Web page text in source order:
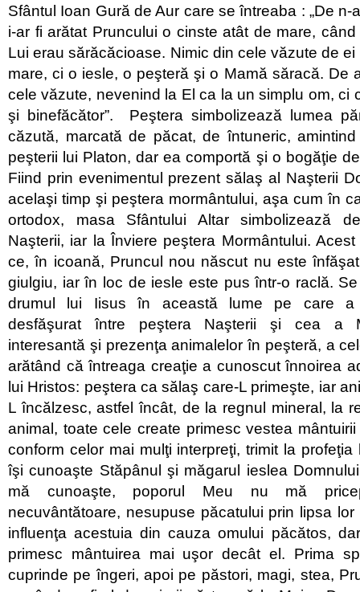
Sfântul Ioan Gură de Aur care se întreaba : „De n-
i-ar fi arătat Pruncului o cinste atât de mare,
Lui erau sărăcăcioase. Nimic din cele văzute de
mare, ci o iesle, o peşteră şi o Mamă săracă. De
cele văzute, nevenind la El ca la un simplu om, ci
şi binefăcător”. Peştera simbolizează lumea
căzută, marcată de păcat, de întuneric,
peşterii lui Platon, dar ea comportă şi o bogăţie
Fiind prin evenimentul prezent sălaş al Naşterii
acelaşi timp şi peştera mormântului, aşa cum în
ortodox, masa Sfântului Altar simbolizează
Naşterii, iar la Înviere peştera Mormântului.
ce, în icoană, Pruncul nou născut nu este
giulgiu, iar în loc de iesle este pus într-o raclă.
drumul lui Iisus în această lume pe care a
desfăşurat între peştera Naşterii şi cea a
interesantă şi prezenţa animalelor în peşteră, a
arătând că întreaga creaţie a cunoscut înnoirea
lui Hristos: peştera ca sălaş care-L primeşte, iar
L încălzesc, astfel încât, de la regnul mineral, la
animal, toate cele create primesc vestea
conform celor mai mulţi interpreţi, trimit la profeţia
îşi cunoaşte Stăpânul şi măgarul ieslea
mă cunoaşte, poporul Meu nu mă
necuvântătoare, nesupuse păcatului prin lipsa
influenţa acestuia din cauza omului păcătos,
primesc mântuirea mai uşor decât el. Prima
cuprinde pe îngeri, apoi pe păstori, magi, stea,